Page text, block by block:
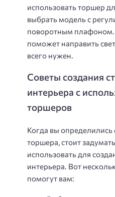
использовать торшер
выбрать модель с
поворотным плафоном.
поможет направить
всего нужен.
Советы создания
интерьера с
торшеров
Когда вы
торшера, стоит
использовать для
интерьера. Вот
помогут вам: